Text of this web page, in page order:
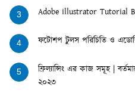
3 Adobe illustrator Tutorial
4 ফটোশপ টুলস পরিচিতি ও
5
ফ্রিল্যান্সিং এর কাজ সমূহ |
২০২৩